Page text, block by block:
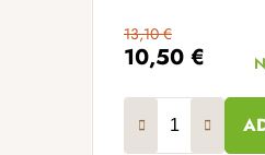
10,50 €
13,10 €